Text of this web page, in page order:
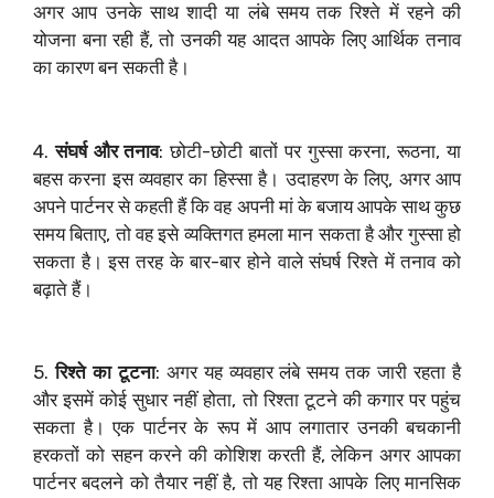
अगर आप उनके साथ शादी या लंबे समय तक रिश्ते में रहने की
योजना बना रही हैं, तो उनकी यह आदत आपके लिए आर्थिक तनाव
का कारण बन सकती है।
4.संघर्ष और तनाव: छोटी-छोटी बातों पर गुस्सा करना, रूठना, या
बहस करना इस व्यवहार का हिस्सा है। उदाहरण के लिए, अगर आप
अपने पार्टनर से कहती हैं कि वह अपनी मां के बजाय आपके साथ कुछ
समय बिताए, तो वह इसे व्यक्तिगत हमला मान सकता है और गुस्सा हो
सकता है। इस तरह के बार-बार होने वाले संघर्ष रिश्ते में तनाव को
बढ़ाते हैं।
5.रिश्ते का टूटना: अगर यह व्यवहार लंबे समय तक जारी रहता है
और इसमें कोई सुधार नहीं होता, तो रिश्ता टूटने की कगार पर पहुंच
सकता है। एक पार्टनर के रूप में आप लगातार उनकी बचकानी
हरकतों को सहन करने की कोशिश करती हैं, लेकिन अगर आपका
पार्टनर बदलने को तैयार नहीं है, तो यह रिश्ता आपके लिए मानसिक